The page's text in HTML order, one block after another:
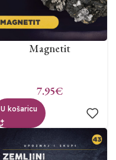
Magnetit
7.95€
U košaricu